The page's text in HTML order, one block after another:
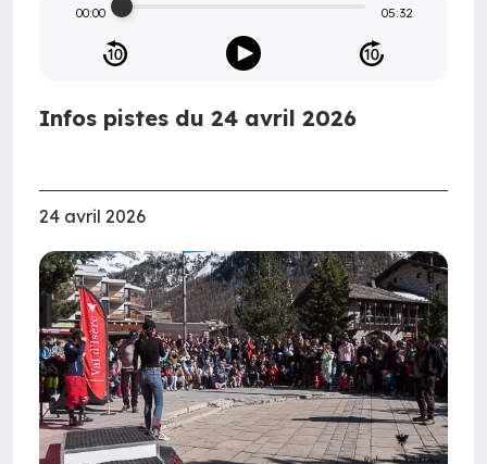
00:00 05:32
Infos pistes du 24 avril 2026
24 avril 2026